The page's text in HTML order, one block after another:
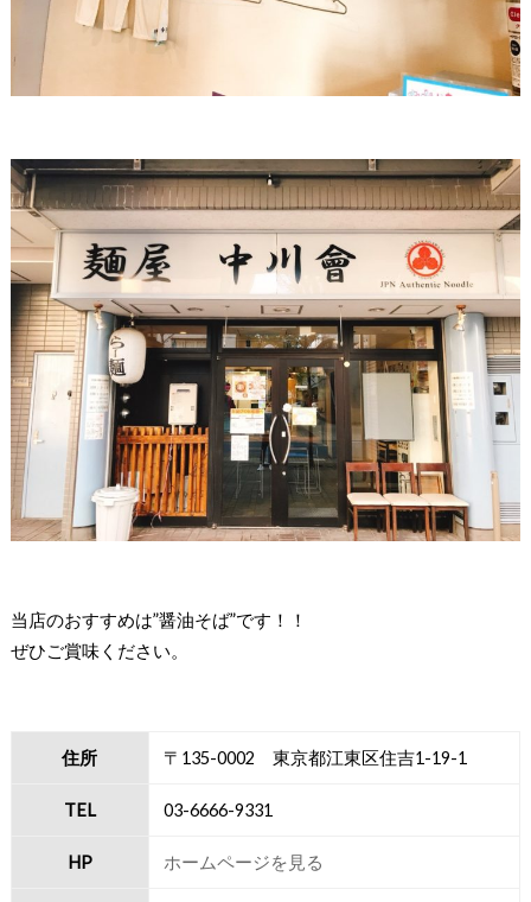
当店のおすすめは”醤油そば”です！！
ぜひご賞味ください。
住所 〒135-0002 東京都江東区住吉1-19-1
TEL 03-6666-9331
HP ホームページを見る